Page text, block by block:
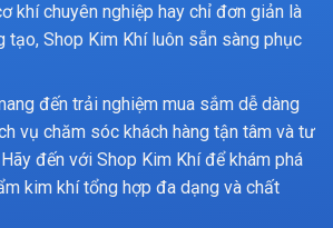
khí chuyên nghiệp hay chỉ đơn giản là
tạo, Shop Kim Khí luôn sẵn sàng phục
đến trải nghiệm mua sắm dễ dàng
vụ chăm sóc khách hàng tận tâm và tư
đến với Shop Kim Khí để khám phá
kim khí tổng hợp đa dạng và chất